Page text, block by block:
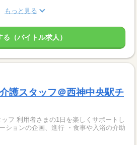
もっと見る
る（バイトル求人）
護スタッフ＠西神中央駅チ
フ 利用者さまの1日を楽しくサポートし
ションの企画、進行 ・食事や入浴の介助